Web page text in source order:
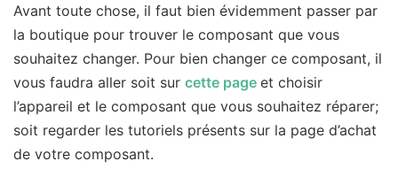
Avant toute chose, il faut bien évidemment passer par
la boutique pour trouver le composant que vous
souhaitez changer. Pour bien changer ce composant, il
vous faudra aller soit sur cette page et choisir
l’appareil et le composant que vous souhaitez réparer;
soit regarder les tutoriels présents sur la page d’achat
de votre composant.